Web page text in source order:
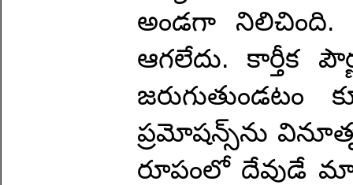
అండగా నిలిచింది.
ఆగలేదు. కార్తీక
ప్రమోషన్స్‌ను
రూపంలో దేవుడే